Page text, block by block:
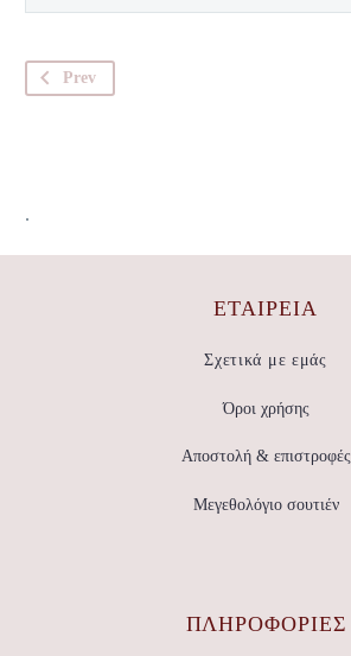
Prev
.
ΕΤΑΙΡΕΊΑ
Σχετικά με εμάς
Όροι χρήσης
Αποστολή & επιστροφές
Μεγεθολόγιο σουτιέν
ΠΛΗΡΟΦΟΡΙΕΣ